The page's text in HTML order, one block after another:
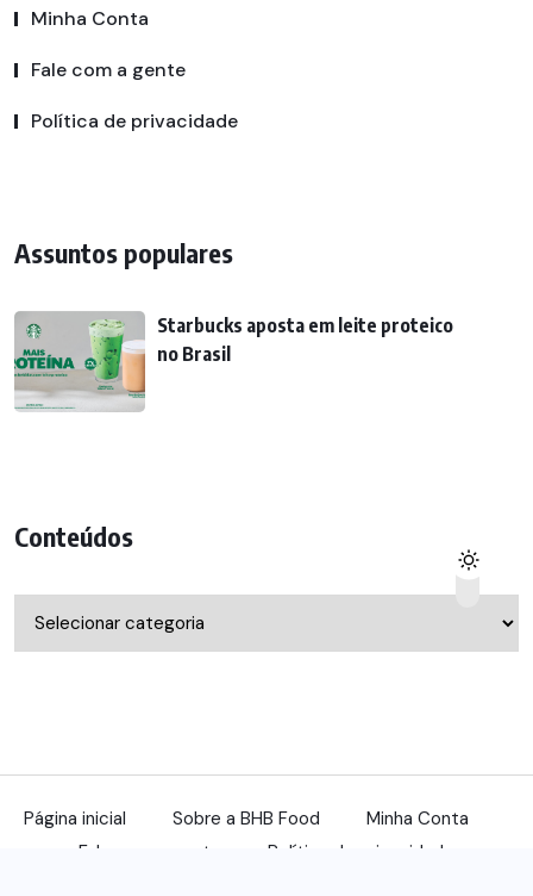
Minha Conta
Fale com a gente
Política de privacidade
Assuntos populares
Starbucks aposta em leite proteico
no Brasil
Conteúdos
Conteúdos
Página inicial Sobre a BHB Food
Minha Conta
Fale com a gente
Política de privacidade